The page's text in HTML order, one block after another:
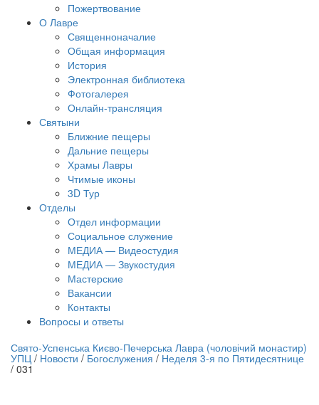
Пожертвование
О Лавре
Священноначалие
Общая информация
История
Электронная библиотека
Фотогалерея
Онлайн-трансляция
Святыни
Ближние пещеры
Дальние пещеры
Храмы Лавры
Чтимые иконы
3D Тур
Отделы
Отдел информации
Социальное служение
МЕДИА — Видеостудия
МЕДИА — Звукостудия
Мастерские
Вакансии
Контакты
Вопросы и ответы
трансляция | 12 сентября
трансляции
Свято-Успенська Києво-Печерська Лавра (чоловічий монастир)
УПЦ / Новости / Богослужения / Неделя 3-я по Пятидесятнице
/ 031